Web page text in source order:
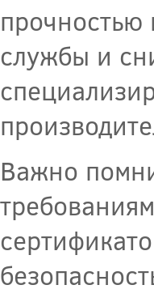
прочностью
службы и
Важно